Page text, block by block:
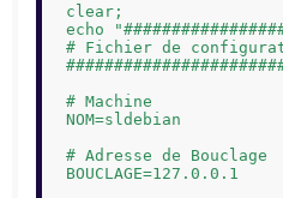
clear;
echo
# Fichier de
# Machine
NOM=sldebian
# Adresse de Bouclage
BOUCLAGE=127.0.0.1